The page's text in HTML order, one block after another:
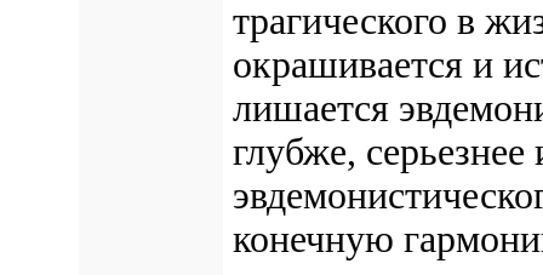
трагического в
окрашивается и
лишается
глубже,
конечную